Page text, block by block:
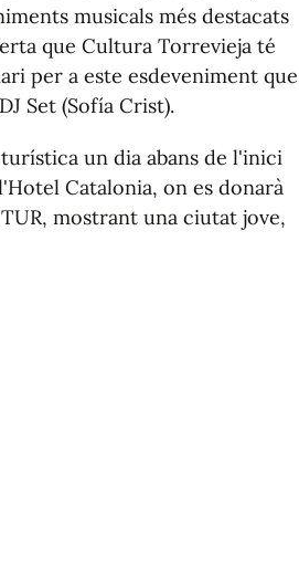
musicals més destacats
que Cultura Torrevieja té
per a este esdeveniment que
Set (Sofía Crist).
un dia abans de l'inici
Catalonia, on es donarà
mostrant una ciutat jove,